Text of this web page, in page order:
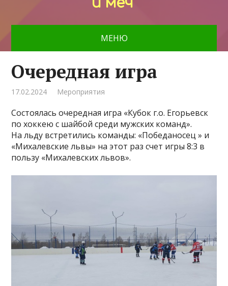
МЕНЮ
Очередная игра
17.02.2024 Мероприятия
Состоялась очередная игра «Кубок г.о. Егорьевск
по хоккею с шайбой среди мужских команд».
На льду встретились команды: «Победаносец » и
«Михалевские львы» на этот раз счет игры 8:3 в
пользу «Михалевских львов».